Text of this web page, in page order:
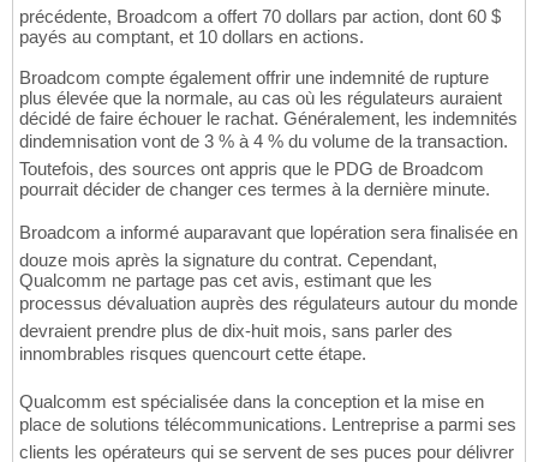
précédente, Broadcom a offert 70 dollars par action, dont 60 $
payés au comptant, et 10 dollars en actions.
Broadcom compte également offrir une indemnité de rupture
plus élevée que la normale, au cas où les régulateurs auraient
décidé de faire échouer le rachat. Généralement, les indemnités
dindemnisation vont de 3 % à 4 % du volume de la transaction.
Toutefois, des sources ont appris que le PDG de Broadcom
pourrait décider de changer ces termes à la dernière minute.
Broadcom a informé auparavant que lopération sera finalisée en
douze mois après la signature du contrat. Cependant,
Qualcomm ne partage pas cet avis, estimant que les
processus dévaluation auprès des régulateurs autour du monde
devraient prendre plus de dix-huit mois, sans parler des
innombrables risques quencourt cette étape.
Qualcomm est spécialisée dans la conception et la mise en
place de solutions télécommunications. Lentreprise a parmi ses
clients les opérateurs qui se servent de ses puces pour délivrer